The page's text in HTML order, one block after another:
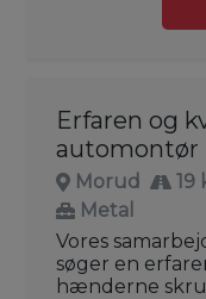
Erfaren og
automontør
Morud
19
Metal
Vores
søger en
hænderne